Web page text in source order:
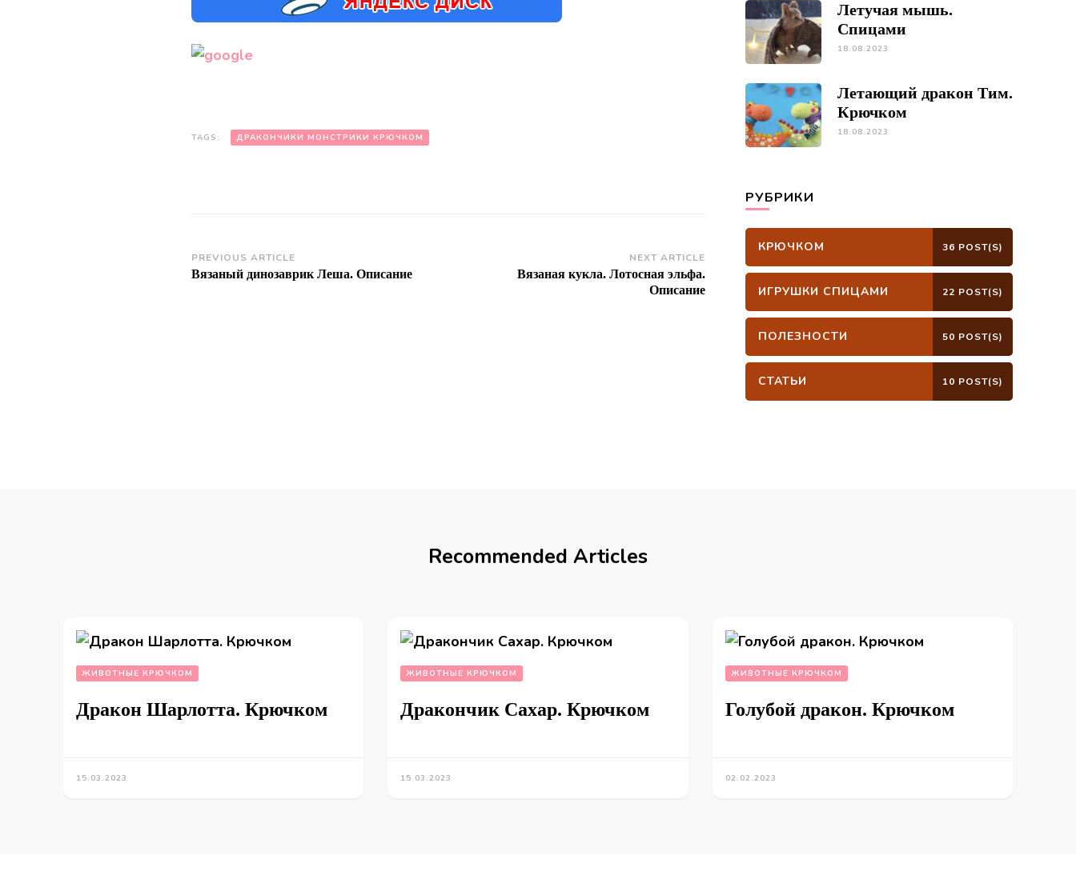
TAGS: ДРАКОНЧИКИ МОНСТРИКИ КРЮЧКОМ
Post
Navigation
PREVIOUS ARTICLE
Вязаный динозаврик Леша. Описание
NEXT ARTICLE
Вязаная кукла. Лотосная эльфа.
Описание
Летучая мышь.
Спицами
18.08.2023
Летающий дракон Тим.
Крючком
18.08.2023
РУБРИКИ
КРЮЧКОМ 36 POST(S)
ИГРУШКИ СПИЦАМИ 22 POST(S)
ПОЛЕЗНОСТИ 50 POST(S)
СТАТЬИ 10 POST(S)
Recommended Articles
ЖИВОТНЫЕ КРЮЧКОМ
Дракон Шарлотта. Крючком
15.03.2023
ЖИВОТНЫЕ КРЮЧКОМ
Дракончик Сахар. Крючком
15.03.2023
ЖИВОТНЫЕ КРЮЧКОМ
Голубой дракон. Крючком
02.02.2023